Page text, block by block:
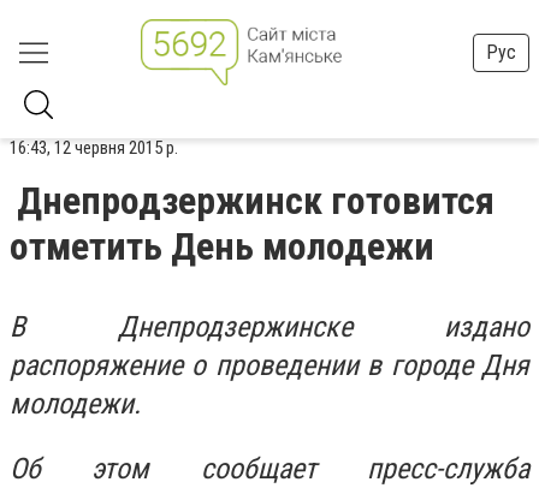
Рус
16:43, 12 червня 2015 р.
Днепродзержинск готовится
отметить День молодежи
В Днепродзержинске издано
распоряжение о проведении в городе Дня
молодежи.
Об этом сообщает пресс-служба